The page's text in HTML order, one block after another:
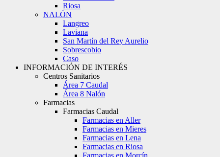
Riosa
NALÓN
Langreo
Laviana
San Martín del Rey Aurelio
Sobrescobio
Caso
INFORMACIÓN DE INTERÉS
Centros Sanitarios
Área 7 Caudal
Área 8 Nalón
Farmacias
Farmacias Caudal
Farmacias en Aller
Farmacias en Mieres
Farmacias en Lena
Farmacias en Riosa
Farmacias en Morcín